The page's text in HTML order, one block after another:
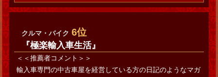
クルマ・バイク 6位
『極楽輸入車生活』
＜＜推薦者コメント＞＞
輸入車専門の中古車屋を経営している方の日記のようなマガ